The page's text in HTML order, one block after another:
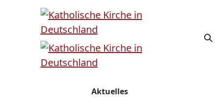
Aktuelles